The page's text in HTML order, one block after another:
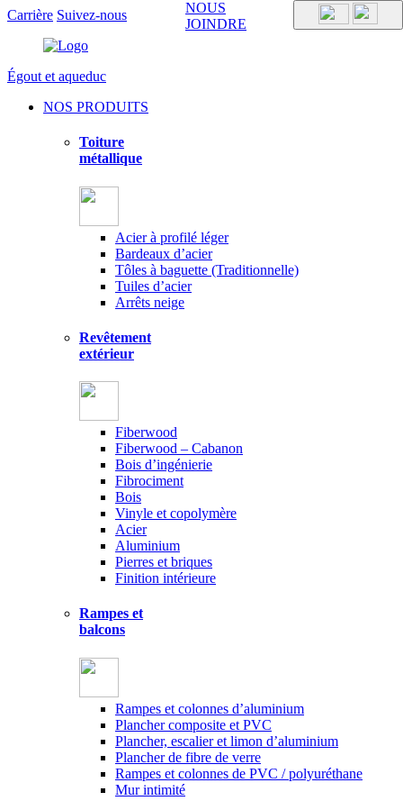
Carrière Suivez-nous
Égout et aqueduc
NOS PRODUITS
Toiture
métallique
Acier à profilé léger
Bardeaux d’acier
Tôles à baguette (Traditionnelle)
Tuiles d’acier
Arrêts neige
Revêtement
extérieur
Fiberwood
Fiberwood – Cabanon
Bois d’ingénierie
Fibrociment
Bois
Vinyle et copolymère
Acier
Aluminium
Pierres et briques
Finition intérieure
Rampes et
balcons
Rampes et colonnes d’aluminium
Plancher composite et PVC
Plancher, escalier et limon d’aluminium
Plancher de fibre de verre
Rampes et colonnes de PVC / polyuréthane
Mur intimité
NOUS
JOINDRE